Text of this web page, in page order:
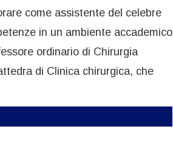
come assistente del celebre
in un ambiente accademico
ordinario di Chirurgia
di Clinica chirurgica, che